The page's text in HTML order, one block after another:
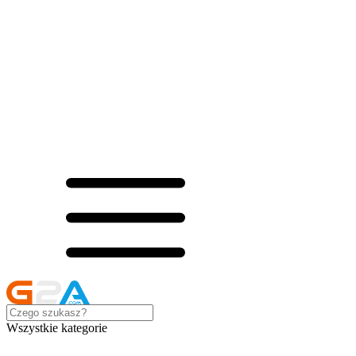
Wszystkie kategorie